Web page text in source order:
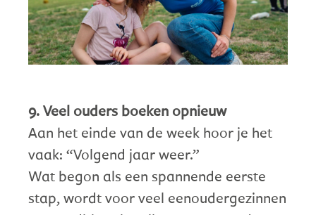
9. Veel ouders boeken opnieuw
Aan het einde van de week hoor je het
vaak: “Volgend jaar weer.”
Wat begon als een spannende eerste
stap, wordt voor veel eenoudergezinnen